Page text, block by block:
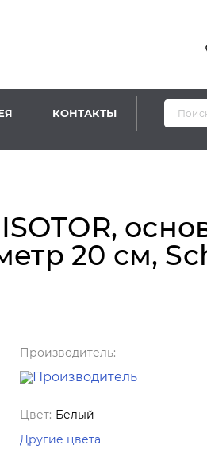
КОНТАКТЫ
20 см,
Производитель:
Цвет: Белый
Другие цвета